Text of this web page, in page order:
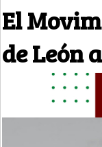
El
de León